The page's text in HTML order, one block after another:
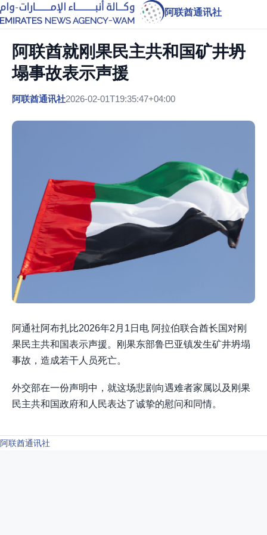
阿联酋通讯社
阿联酋就刚果民主共和国矿井坍
塌事故表示声援
阿联酋通讯社2026-02-01T19:35:47+04:00
阿通社阿布扎比2026年2月1日电 阿拉伯联合酋长国对刚
果民主共和国表示声援。刚果东部鲁巴亚镇发生矿井坍塌
事故，造成若干人员死亡。
外交部在一份声明中，就这场悲剧向遇难者家属以及刚果
民主共和国政府和人民表达了诚挚的慰问和同情。
阿联酋通讯社